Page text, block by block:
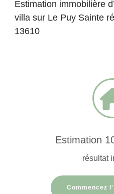
Estimation immobilière
villa sur Le Puy Sainte
13610
Estimation
résultat
Commencez